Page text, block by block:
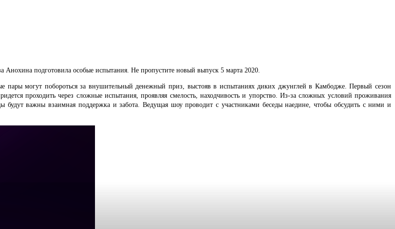
подготовила особые испытания. Не пропустите новый выпуск 5 марта 2020.
могут побороться за внушительный денежный приз, выстояв в испытаниях диких джунглей в Камбодже. Первый сезон
проходить через сложные испытания, проявляя смелость, находчивость и упорство. Из-за сложных условий проживания
будут важны взаимная поддержка и забота. Ведущая шоу проводит с участниками беседы наедине, чтобы обсудить с ними и